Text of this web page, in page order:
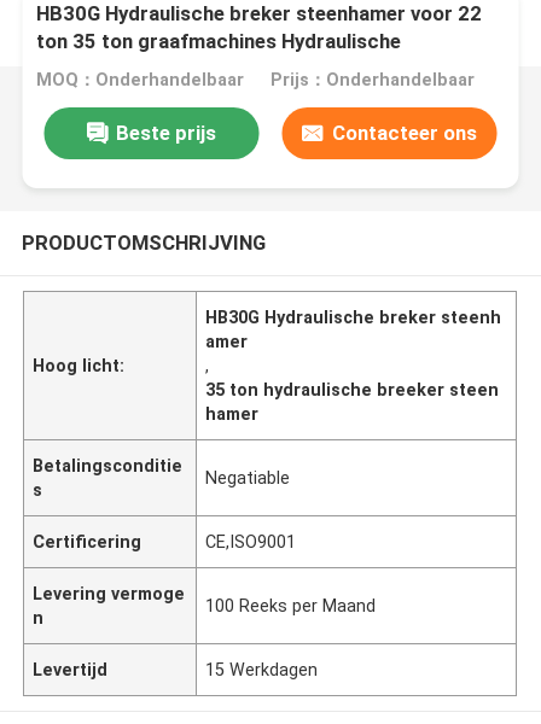
HB30G Hydraulische breker steenhamer voor 22
ton 35 ton graafmachines Hydraulische
steenhamer sloopbeton
MOQ：Onderhandelbaar Prijs：Onderhandelbaar
Beste prijs Contacteer ons
PRODUCTOMSCHRIJVING
Hoog licht:
HB30G Hydraulische breker steenh
amer
,
35 ton hydraulische breeker steen
hamer
Betalingsconditie
s
Negatiable
Certificering CE,ISO9001
Levering vermoge
n
100 Reeks per Maand
Levertijd 15 Werkdagen